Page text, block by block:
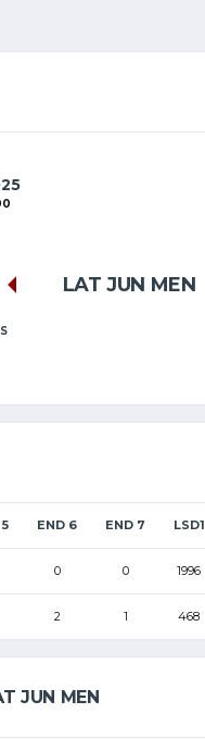
LAT JUN MEN
END 6 END 7 LSD1
0 0 1996
2 1 468
JUN MEN